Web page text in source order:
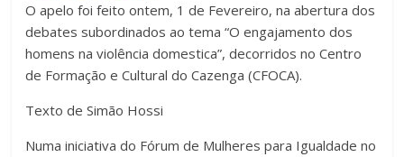
O apelo foi feito ontem, 1 de Fevereiro, na abertura dos
debates subordinados ao tema “O engajamento dos
homens na violência domestica”, decorridos no Centro
de Formação e Cultural do Cazenga (CFOCA).
Texto de Simão Hossi
Numa iniciativa do Fórum de Mulheres para Igualdade no